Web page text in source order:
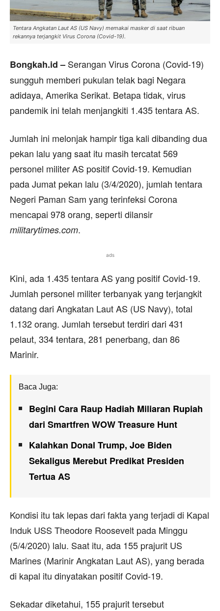
Tentara Angkatan Laut AS (US Navy) memakai masker di saat ribuan
rekannya terjangkit Virus Corona (Covid-19).
Bongkah.id – Serangan Virus Corona (Covid-19)
sungguh memberi pukulan telak bagi Negara
adidaya, Amerika Serikat. Betapa tidak, virus
pandemik ini telah menjangkiti 1.435 tentara AS.
Jumlah ini melonjak hampir tiga kali dibanding dua
pekan lalu yang saat itu masih tercatat 569
personel militer AS positif Covid-19. Kemudian
pada Jumat pekan lalu (3/4/2020), jumlah tentara
Negeri Paman Sam yang terinfeksi Corona
mencapai 978 orang, seperti dilansir
militarytimes.com.
ads
Kini, ada 1.435 tentara AS yang positif Covid-19.
Jumlah personel militer terbanyak yang terjangkit
datang dari Angkatan Laut AS (US Navy), total
1.132 orang. Jumlah tersebut terdiri dari 431
pelaut, 334 tentara, 281 penerbang, dan 86
Marinir.
Baca Juga:
Begini Cara Raup Hadiah Miliaran Rupiah
dari Smartfren WOW Treasure Hunt
Kalahkan Donal Trump, Joe Biden
Sekaligus Merebut Predikat Presiden
Tertua AS
Kondisi itu tak lepas dari fakta yang terjadi di Kapal
Induk USS Theodore Roosevelt pada Minggu
(5/4/2020) lalu. Saat itu, ada 155 prajurit US
Marines (Marinir Angkatan Laut AS), yang berada
di kapal itu dinyatakan positif Covid-19.
Sekadar diketahui, 155 prajurit tersebut